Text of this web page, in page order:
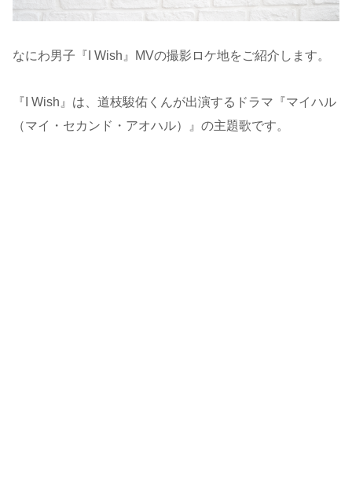
なにわ男子『I Wish』MVの撮影ロケ地をご紹介します。
『I Wish』は、道枝駿佑くんが出演するドラマ『マイハル
（マイ・セカンド・アオハル）』の主題歌です。